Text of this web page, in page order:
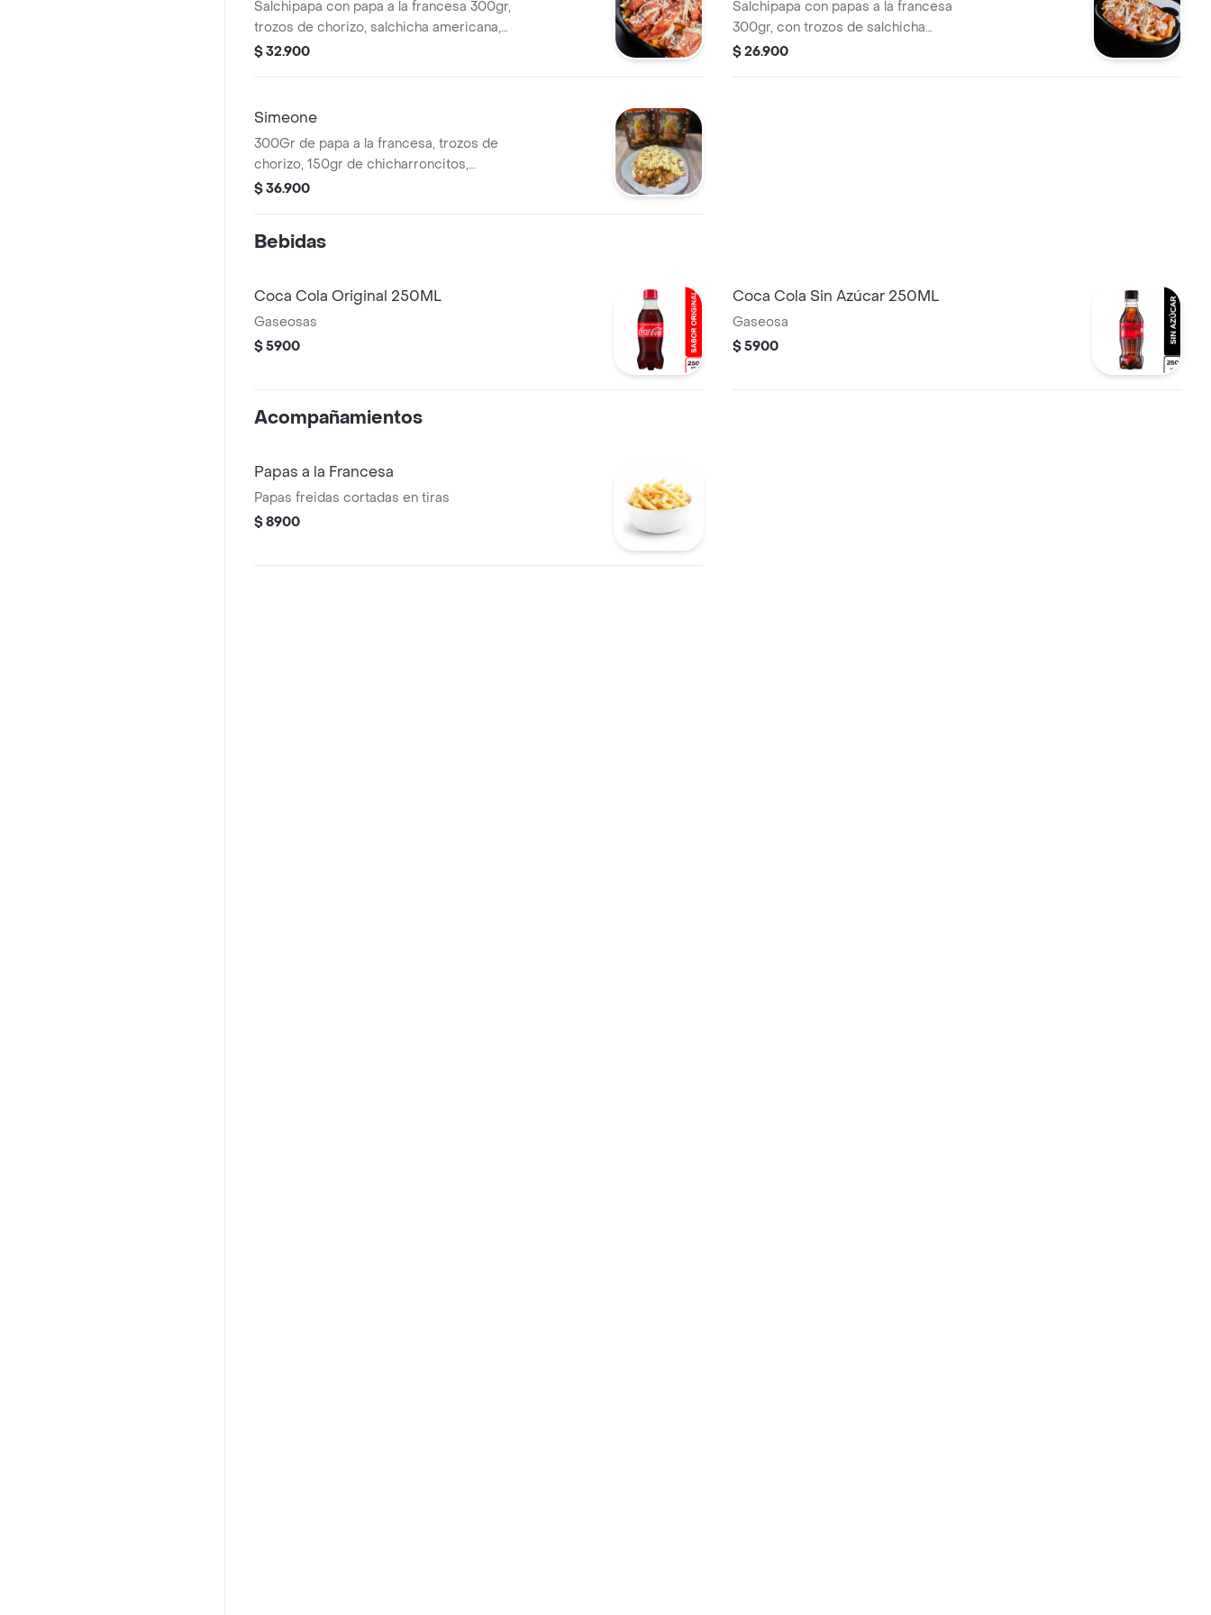
Salchipapa con papa a la francesa 300gr,
trozos de chorizo, salchicha americana,
tocineta, queso mozzarella fundido y
$ 32.900
Salchipapa con papas a la francesa
300gr, con trozos de salchicha
americana, queso mozzarella fundido y
$ 26.900
Simeone
300Gr de papa a la francesa, trozos de
chorizo, 150gr de chicharroncitos,
plátano maduro en cubos, queso
$ 36.900
Bebidas
Coca Cola Original 250ML
Gaseosas
$ 5900
Coca Cola Sin Azúcar 250ML
Gaseosa
$ 5900
Acompañamientos
Papas a la Francesa
Papas freidas cortadas en tiras
$ 8900